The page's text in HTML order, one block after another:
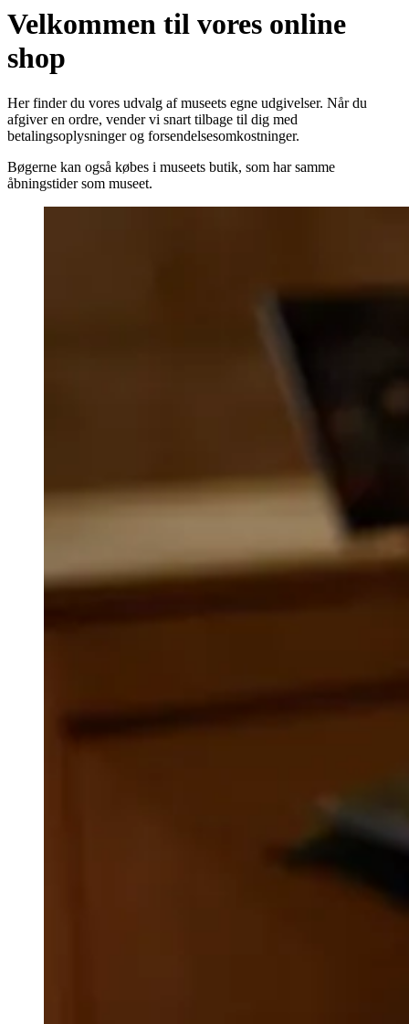
Velkommen til vores online
shop
Her finder du vores udvalg af museets egne udgivelser. Når du
afgiver en ordre, vender vi snart tilbage til dig med
betalingsoplysninger og forsendelsesomkostninger.
Bøgerne kan også købes i museets butik, som har samme
åbningstider som museet.